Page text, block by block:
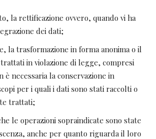
la rettificazione ovvero, quando vi ha
dei dati;
la trasformazione in forma anonima o il
in violazione di legge, compresi
è necessaria la conservazione in
per i quali i dati sono stati raccolti o
trattati;
le operazioni sopraindicate sono state
anche per quanto riguarda il loro